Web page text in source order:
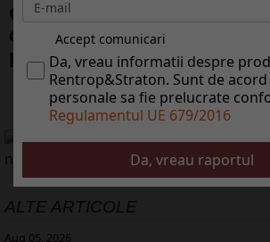
Ce promoii au bncile. De la
cumprturi sau la bilete de
pentru grdinrit
ALTE ARTICOLE
Aug 05, 2026
Accept comunicari
Da, vreau informatii despre
Rentrop&Straton. Sunt de acord ca datele
personale sa fie prelucrate
Regulamentul UE 679/2016